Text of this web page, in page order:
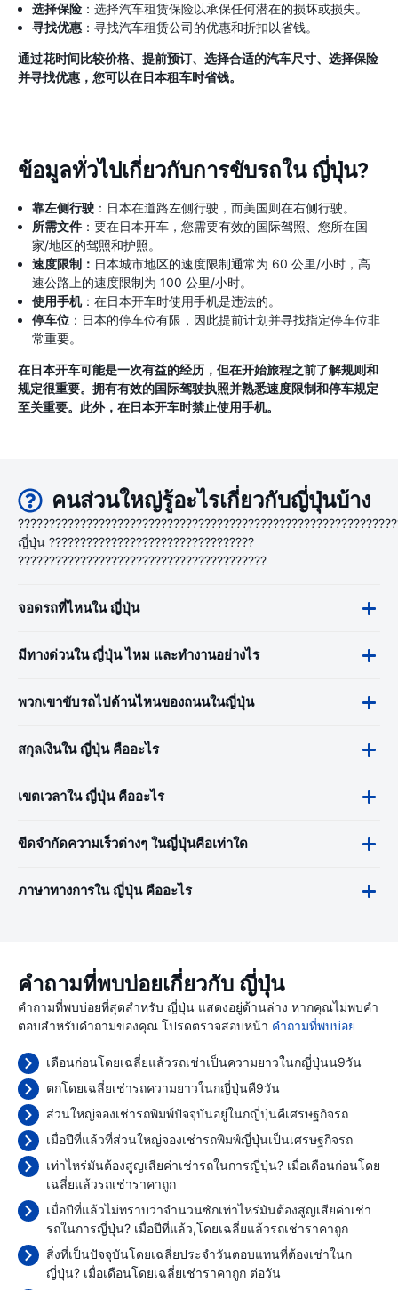
选择保险 ：选择汽车租赁保险以承保任何潜在的损坏或损失。
寻找优惠 ：寻找汽车租赁公司的优惠和折扣以省钱。
通过花时间比较价格、提前预订、选择合适的汽车尺寸、选择保险
并寻找优惠，您可以在日本租车时省钱。
ข้อมูลทั่วไปเกี่ยวกับการขับรถใน ญี่ปุ่น?
靠左侧行驶 ：日本在道路左侧行驶，而美国则在右侧行驶。
所需文件 ：要在日本开车，您需要有效的国际驾照、您所在国
家/地区的驾照和护照。
速度限制： 日本城市地区的速度限制通常为 60 公里/小时，高
速公路上的速度限制为 100 公里/小时。
使用手机：在日本开车时使用手机是违法的。
停车位 ：日本的停车位有限，因此提前计划并寻找指定停车位非
常重要。
在日本开车可能是一次有益的经历，但在开始旅程之前了解规则和
规定很重要。拥有有效的国际驾驶执照并熟悉速度限制和停车规定
至关重要。此外，在日本开车时禁止使用手机。
คนส่วนใหญ่รู้อะไรเกี่ยวกับญี่ปุ่นบ้าง
ญี่ปุ่น ?????????????????????????????????
????????????????????????????????????????
จอดรถที่ไหนใน ญี่ปุ่น
มีทางด่วนใน ญี่ปุ่น ไหม และทำงานอย่างไร
พวกเขาขับรถไปด้านไหนของถนนในญี่ปุ่น
สกุลเงินใน ญี่ปุ่น คืออะไร
เขตเวลาใน ญี่ปุ่น คืออะไร
ขีดจำกัดความเร็วต่างๆ ในญี่ปุ่นคือเท่าใด
ภาษาทางการใน ญี่ปุ่น คืออะไร
คำถามที่พบบ่อยเกี่ยวกับ ญี่ปุ่น
คำถามที่พบบ่อยที่สุดสำหรับ ญี่ปุ่น แสดงอยู่ด้านล่าง หากคุณไม่พบคำ
ตอบสำหรับคำถามของคุณ โปรดตรวจสอบหน้า คำถามที่พบบ่อย
เดือนก่อนโดยเฉลี่ยแล้วรถเช่าเป็นความยาวในกญี่ปุ่นน9วัน
ตกโดยเฉลี่ยเช่ารถความยาวในกญี่ปุ่นคื9วัน
ส่วนใหญ่จองเช่ารถพิมพ์ปัจจุบันอยู่ในกญี่ปุ่นคืเศรษฐกิจรถ
เมื่อปีที่แล้วที่ส่วนใหญ่จองเช่ารถพิมพ์ญี่ปุ่นเป็นเศรษฐกิจรถ
เท่าไหร่มันต้องสูญเสียค่าเช่ารถในการญี่ปุ่น? เมื่อเดือนก่อนโดย
เฉลี่ยแล้วรถเช่าราคาถูก
เมื่อปีที่แล้วไม่ทราบว่าจำนวนซักเท่าไหร่มันต้องสูญเสียค่าเช่า
รถในการญี่ปุ่น? เมื่อปีที่แล้ว,โดยเฉลี่ยแล้วรถเช่าราคาถูก
สิ่งที่เป็นปัจจุบันโดยเฉลี่ยประจำวันตอบแทนที่ต้องเช่าในก
ญี่ปุ่น? เมื่อเดือนโดยเฉลี่ยเช่าราคาถูก ต่อวัน